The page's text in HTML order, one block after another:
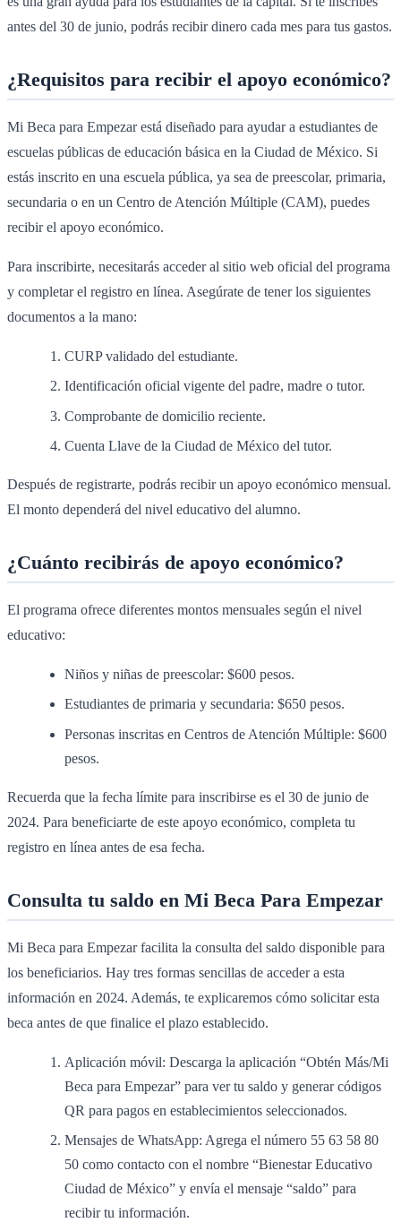
antes del 30 de junio, podrás recibir dinero cada mes para tus gastos.
¿Requisitos para recibir el apoyo económico?
Mi Beca para Empezar está diseñado para ayudar a estudiantes de
escuelas públicas de educación básica en la Ciudad de México. Si
estás inscrito en una escuela pública, ya sea de preescolar, primaria,
secundaria o en un Centro de Atención Múltiple (CAM), puedes
recibir el apoyo económico.
Para inscribirte, necesitarás acceder al sitio web oficial del programa
y completar el registro en línea. Asegúrate de tener los siguientes
documentos a la mano:
CURP validado del estudiante.
Identificación oficial vigente del padre, madre o tutor.
Comprobante de domicilio reciente.
Cuenta Llave de la Ciudad de México del tutor.
Después de registrarte, podrás recibir un apoyo económico mensual.
El monto dependerá del nivel educativo del alumno.
¿Cuánto recibirás de apoyo económico?
El programa ofrece diferentes montos mensuales según el nivel
educativo:
Niños y niñas de preescolar: $600 pesos.
Estudiantes de primaria y secundaria: $650 pesos.
Personas inscritas en Centros de Atención Múltiple: $600
pesos.
Recuerda que la fecha límite para inscribirse es el 30 de junio de
2024. Para beneficiarte de este apoyo económico, completa tu
registro en línea antes de esa fecha.
Consulta tu saldo en Mi Beca Para Empezar
Mi Beca para Empezar facilita la consulta del saldo disponible para
los beneficiarios. Hay tres formas sencillas de acceder a esta
información en 2024. Además, te explicaremos cómo solicitar esta
beca antes de que finalice el plazo establecido.
Aplicación móvil: Descarga la aplicación “Obtén Más/Mi
Beca para Empezar” para ver tu saldo y generar códigos
QR para pagos en establecimientos seleccionados.
Mensajes de WhatsApp: Agrega el número 55 63 58 80
50 como contacto con el nombre “Bienestar Educativo
Ciudad de México” y envía el mensaje “saldo” para
recibir tu información.